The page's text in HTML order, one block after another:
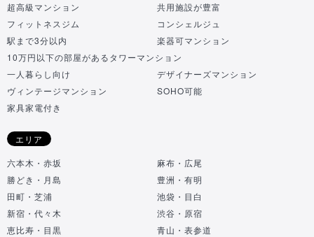
超高級マンション
共用施設が豊富
フィットネスジム
コンシェルジュ
駅まで3分以内
楽器可マンション
10万円以下の部屋があるタワーマンション
一人暮らし向け
デザイナーズマンション
ヴィンテージマンション
SOHO可能
家具家電付き
エリア
六本木・赤坂
麻布・広尾
勝どき・月島
豊洲・有明
田町・芝浦
池袋・目白
新宿・代々木
渋谷・原宿
恵比寿・目黒
青山・表参道